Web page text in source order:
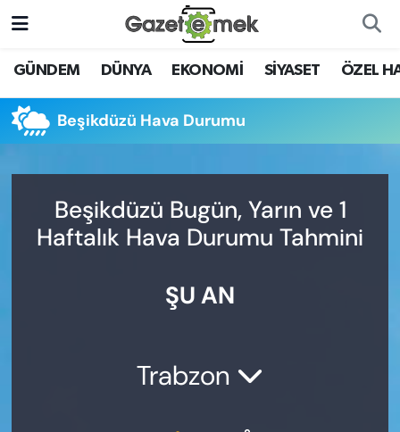
GÜNDEM DÜNYA EKONOMİ SİYASET ÖZEL
Beşikdüzü Hava Durumu
Beşikdüzü Bugün, Yarın ve 1
Haftalık Hava Durumu Tahmini
ŞU AN
Trabzon
DÜNYA
EKONOMİ
YENİ MEDYADA EMEK
GAZETECİLİĞİNİ GELİŞTİRMEK
Nöbetçi Eczaneler
Hava Durumu
Trafik Durumu
Süper Lig Puan Durumu ve Fikstür